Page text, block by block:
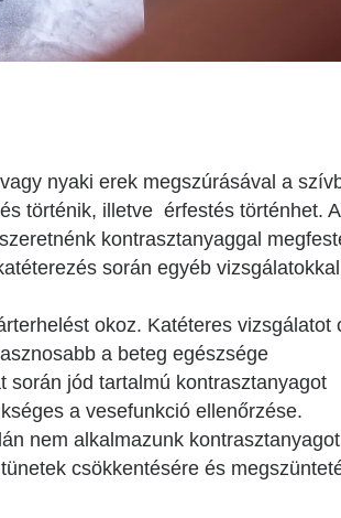
nyaki erek megszúrásával a
történik, illetve érfestés történhet.
kontrasztanyaggal
során egyéb
okoz. Katéteres vizsgálatot
a beteg egészsége
során jód tartalmú kontrasztanyagot
a vesefunkció ellenőrzése.
nem alkalmazunk
csökkentésére és